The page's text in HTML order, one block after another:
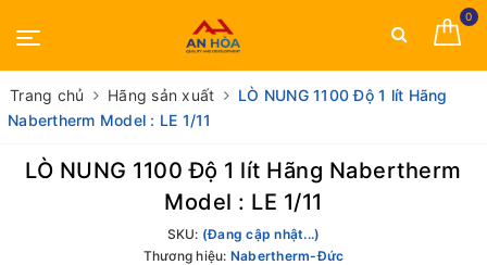
0
Trang chủ Hãng sản xuất
LÒ NUNG 1100 Độ 1 lít Hãng
Nabertherm Model : LE 1/11
LÒ NUNG 1100 Độ 1 lít Hãng Nabertherm
Model : LE 1/11
SKU: (Đang cập nhật...)
Thương hiệu: Nabertherm-Đức